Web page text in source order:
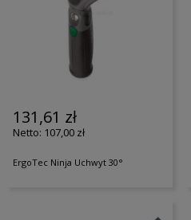
131,61 zł
107,00 zł
ErgoTec Ninja Uchwyt 30°